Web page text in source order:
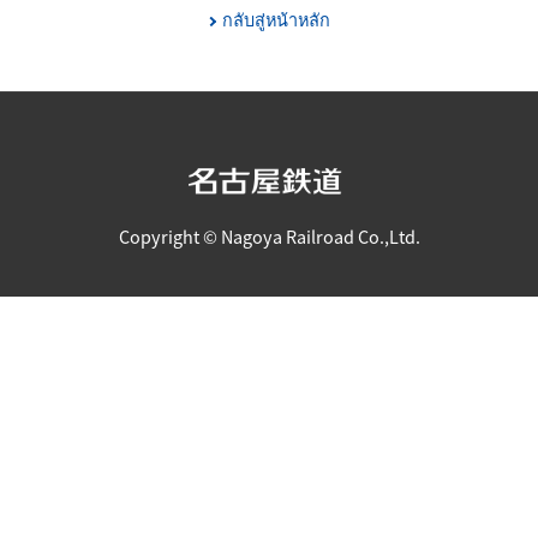
กลับสู่หน้าหลัก
Copyright © Nagoya Railroad Co.,Ltd.